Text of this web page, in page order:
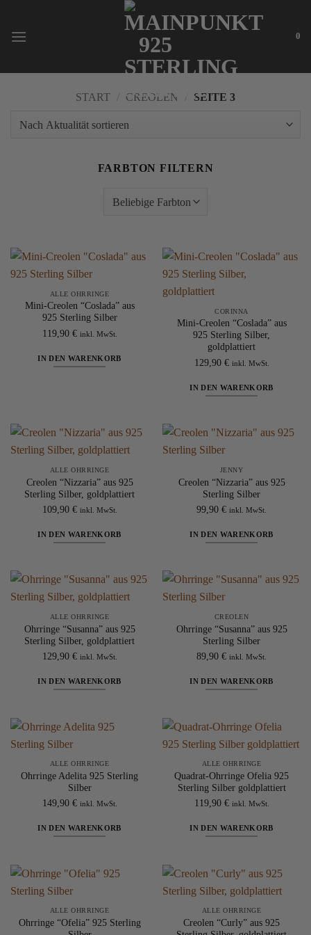
springen
0
START / CREOLEN / SEITE 3
FARBTON FILTERN
ALLE OHRRINGE
Mini-Creolen “Coslada” aus
925 Sterling Silber
119,90 € inkl. MwSt.
IN DEN WARENKORB
CORINNA
Mini-Creolen “Coslada” aus
925 Sterling Silber,
goldplattiert
129,90 € inkl. MwSt.
IN DEN WARENKORB
ALLE OHRRINGE
Creolen “Nizzaria” aus 925
Sterling Silber, goldplattiert
109,90 € inkl. MwSt.
IN DEN WARENKORB
JENNY
Creolen “Nizzaria” aus 925
Sterling Silber
99,90 € inkl. MwSt.
IN DEN WARENKORB
ALLE OHRRINGE
Ohrringe “Susanna” aus 925
Sterling Silber, goldplattiert
129,90 € inkl. MwSt.
IN DEN WARENKORB
CREOLEN
Ohrringe “Susanna” aus 925
Sterling Silber
89,90 € inkl. MwSt.
IN DEN WARENKORB
ALLE OHRRINGE
Ohrringe Adelita 925 Sterling
Silber
149,90 € inkl. MwSt.
IN DEN WARENKORB
ALLE OHRRINGE
Quadrat-Ohrringe Ofelia 925
Sterling Silber goldplattiert
119,90 € inkl. MwSt.
IN DEN WARENKORB
ALLE OHRRINGE
Ohrringe “Ofelia” 925 Sterling
ALLE OHRRINGE
Creolen “Curly” aus 925